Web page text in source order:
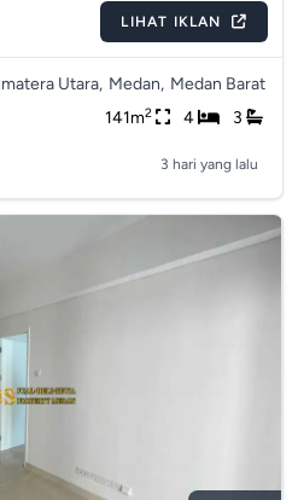
LIHAT IKLAN
Utara, Medan, Medan Barat
141m2 4 3
3 hari yang lalu